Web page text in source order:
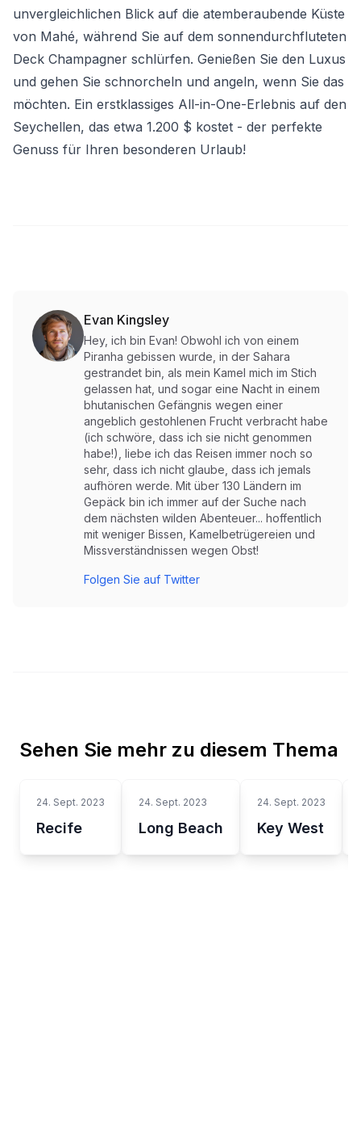
unvergleichlichen Blick auf die atemberaubende Küste
von Mahé, während Sie auf dem sonnendurchfluteten
Deck Champagner schlürfen. Genießen Sie den Luxus
und gehen Sie schnorcheln und angeln, wenn Sie das
möchten. Ein erstklassiges All-in-One-Erlebnis auf den
Seychellen, das etwa 1.200 $ kostet - der perfekte
Genuss für Ihren besonderen Urlaub!
Evan Kingsley
Hey, ich bin Evan! Obwohl ich von einem
Piranha gebissen wurde, in der Sahara
gestrandet bin, als mein Kamel mich im Stich
gelassen hat, und sogar eine Nacht in einem
bhutanischen Gefängnis wegen einer
angeblich gestohlenen Frucht verbracht habe
(ich schwöre, dass ich sie nicht genommen
habe!), liebe ich das Reisen immer noch so
sehr, dass ich nicht glaube, dass ich jemals
aufhören werde. Mit über 130 Ländern im
Gepäck bin ich immer auf der Suche nach
dem nächsten wilden Abenteuer... hoffentlich
mit weniger Bissen, Kamelbetrügereien und
Missverständnissen wegen Obst!
Folgen Sie auf Twitter
Sehen Sie mehr zu diesem Thema
24. Sept. 2023
Recife
24. Sept. 2023
Long Beach
24. Sept. 2023
Key West